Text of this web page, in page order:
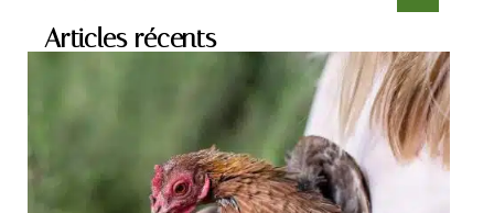
Articles récents